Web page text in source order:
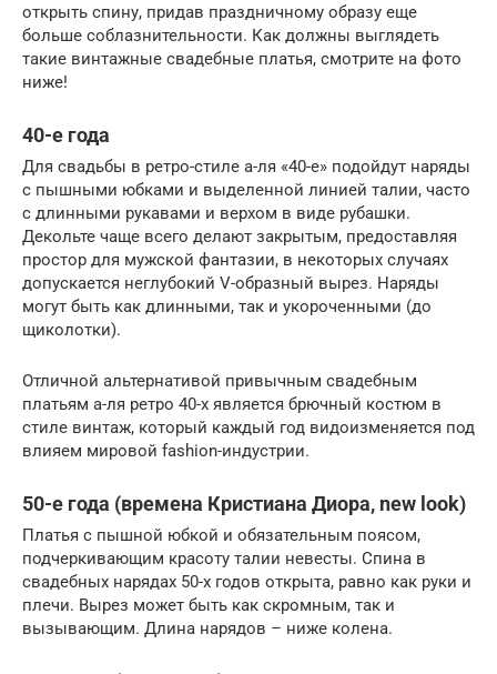
открыть спину, придав праздничному образу еще
больше соблазнительности. Как должны выглядеть
такие винтажные свадебные платья, смотрите на фото
ниже!
40-е года
Для свадьбы в ретро-стиле а-ля «40-е» подойдут наряды
с пышными юбками и выделенной линией талии, часто
с длинными рукавами и верхом в виде рубашки.
Декольте чаще всего делают закрытым, предоставляя
простор для мужской фантазии, в некоторых случаях
допускается неглубокий V-образный вырез. Наряды
могут быть как длинными, так и укороченными (до
щиколотки).
Отличной альтернативой привычным свадебным
платьям а-ля ретро 40-х является брючный костюм в
стиле винтаж, который каждый год видоизменяется под
влияем мировой fashion-индустрии.
50-е года (времена Кристиана Диора, new look)
Платья с пышной юбкой и обязательным поясом,
подчеркивающим красоту талии невесты. Спина в
свадебных нарядах 50-х годов открыта, равно как руки и
плечи. Вырез может быть как скромным, так и
вызывающим. Длина нарядов – ниже колена.